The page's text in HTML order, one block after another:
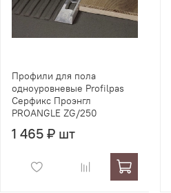
Профили для пола
одноуровневые Profilpas
Серфикс Проэнгл
PROANGLE ZG/250
1 465 ₽ шт